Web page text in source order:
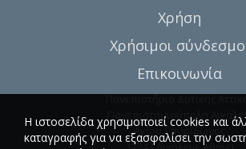
Χρήση
Χρήσιμοι
Επικοινωνία
Πανεπιστήμιο Δυτικής
Πανεπιστημιούπολη
Αγίου Σπυρίδωνος
Η ιστοσελίδα χρησιμοποιεί cookies και
καταγραφής για να εξασφαλίσει την